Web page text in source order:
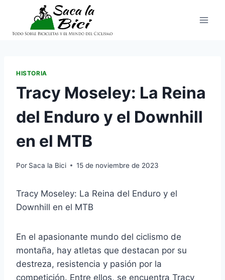
contenido
HISTORIA
Tracy Moseley: La Reina
del Enduro y el Downhill
en el MTB
Por Saca la Bici 15 de noviembre de 2023
Tracy Moseley: La Reina del Enduro y el
Downhill en el MTB
En el apasionante mundo del ciclismo de
montaña, hay atletas que destacan por su
destreza, resistencia y pasión por la
competición. Entre ellos, se encuentra Tracy